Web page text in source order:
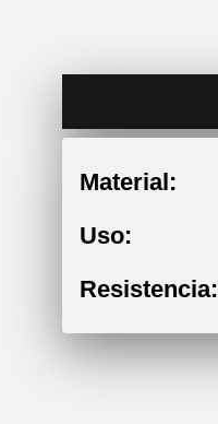
Material:
Uso:
Resistencia: